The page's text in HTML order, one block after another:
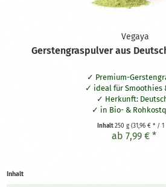
Vegaya
Gerstengraspulver aus
Premium-
ideal für Smoothies
Herkunft:
in Bio- &
Inhalt250 g (31,96 € * / 1
ab 7,99 € *
Inhalt